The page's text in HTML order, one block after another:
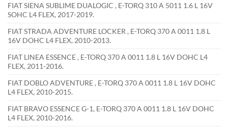
FIAT SIENA SUBLIME DUALOGIC , E-TORQ 310 A 5011 1.6 L 16V
SOHC L4 FLEX, 2017-2019.
FIAT STRADA ADVENTURE LOCKER , E-TORQ 370 A 0011 1.8 L
16V DOHC L4 FLEX, 2010-2013.
FIAT LINEA ESSENCE , E-TORQ 370 A 0011 1.8 L 16V DOHC L4
FLEX, 2011-2016.
FIAT DOBLO ADVENTURE , E-TORQ 370 A 0011 1.8 L 16V DOHC
L4 FLEX, 2010-2015.
FIAT BRAVO ESSENCE G-1, E-TORQ 370 A 0011 1.8 L 16V DOHC
L4 FLEX, 2010-2016.